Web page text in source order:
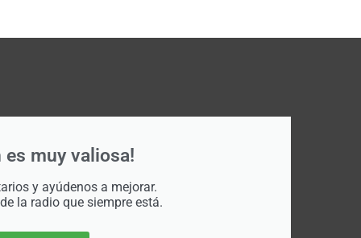
es muy valiosa!
y ayúdenos a mejorar.
la radio que siempre está.